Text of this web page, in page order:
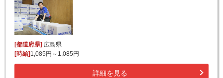
[都道府県]広島県
[時給]1,085円～1,085円
詳細を見る